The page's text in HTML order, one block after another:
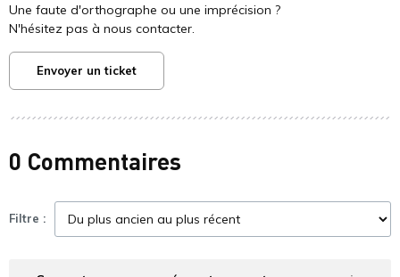
Une faute d'orthographe ou une imprécision ?
N'hésitez pas à nous contacter.
Envoyer un ticket
0 Commentaires
Filtre :